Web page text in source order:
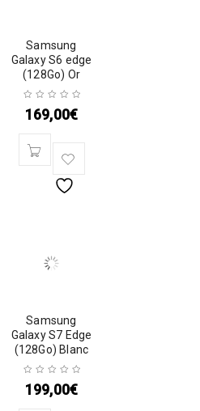
Samsung
Galaxy S6 edge
(128Go) Or
169,00€
Samsung
Galaxy S7 Edge
(128Go) Blanc
199,00€